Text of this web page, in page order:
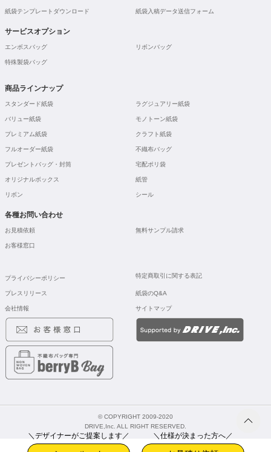
＼デザイナーがご提案します／ ＼仕様が決まった方へ／
紙袋テンプレートダウンロード 紙袋入稿データ送信フォーム
サービスオプション
エンボスバッグ リボンバッグ
特殊製袋バッグ
商品ラインナップ
スタンダード紙袋 ラグジュアリー紙袋
バリュー紙袋 モノトーン紙袋
プレミアム紙袋 クラフト紙袋
フルオーダー紙袋 不織布バッグ
プレゼントバッグ・封筒 宅配ポリ袋
オリジナルボックス 紙管
リボン シール
各種お問い合わせ
お見積依頼 無料サンプル請求
お客様窓口
プライバシーポリシー 特定商取引に関する表記
プレスリリース 紙袋のQ&A
会社情報 サイトマップ
© COPYRIGHT 2009-2020
DRIVE,Inc. ALL RIGHT RESERVED.